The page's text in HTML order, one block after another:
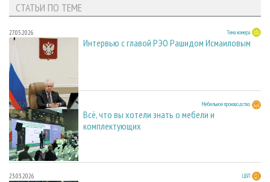
СТАТЬИ ПО ТЕМЕ
27.05.2026 Тема номера
Интервью с главой РЭО Рашидом Исмаиловым
23.03.2026 Мебельное производство
Всё, что вы хотели знать о мебели и
комплектующих
23.03.2026 ЦБП